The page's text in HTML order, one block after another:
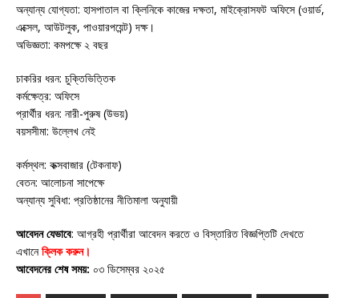
অন্যান্য যোগ্যতা: হাসপাতাল বা ক্লিনিকে কাজের দক্ষতা, মাইক্রোসফট অফিসে (ওয়ার্ড,
এক্সেল, আউটলুক, পাওয়ারপয়েন্ট) দক্ষ।
অভিজ্ঞতা: কমপক্ষে ২ বছর
চাকরির ধরন: চুক্তিভিত্তিক
কর্মক্ষেত্র: অফিসে
প্রার্থীর ধরন: নারী-পুরুষ (উভয়)
বয়সসীমা: উল্লেখ নেই
কর্মস্থল: কক্সবাজার (টেকনাফ)
বেতন: আলোচনা সাপেক্ষে
অন্যান্য সুবিধা: প্রতিষ্ঠানের নীতিমালা অনুযায়ী
আবেদন যেভাবে: আগ্রহী প্রার্থীরা আবেদন করতে ও বিস্তারিত বিজ্ঞপ্তিটি দেখতে
এখানেক্লিক করুন।
আবেদনের শেষ সময়: ০৩ ডিসেম্বর ২০২৫